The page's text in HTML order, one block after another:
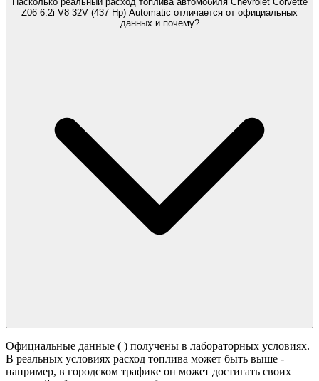
Z06 6.2i V8 32V (437 Hp) Automatic отличается от официальных
данных и почему?
Официальные данные ( ) получены в лабораторных условиях.
В реальных условиях расход топлива может быть выше -
например, в городском трафике он может достигать своих